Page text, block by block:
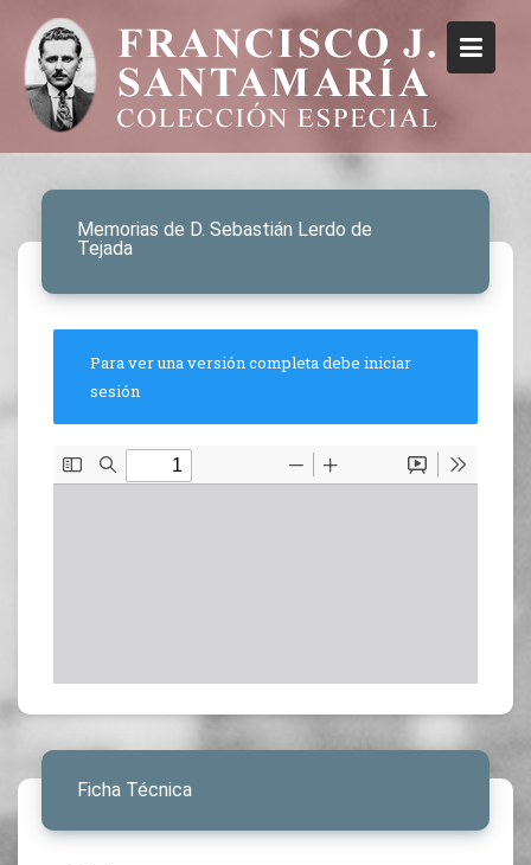
Memorias de D. Sebastián Lerdo de
Tejada
Para ver una versión completa debe iniciar
sesión
Ficha Técnica